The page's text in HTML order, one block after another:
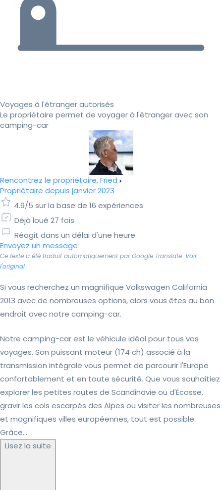
Voyages à l'étranger autorisés
Le propriétaire permet de voyager à l'étranger avec son
camping-car
Rencontrez le propriétaire, Fried
Propriétaire depuis janvier 2023
4.9/5 sur la base de 16 expériences
Déjà loué 27 fois
Réagit dans un délai d'une heure
Envoyez un message
Ce texte a été traduit automatiquement par Google Translate. Voir
l'original
Si vous recherchez un magnifique Volkswagen California
2013 avec de nombreuses options, alors vous êtes au bon
endroit avec notre camping-car.
Notre camping-car est le véhicule idéal pour tous vos
voyages. Son puissant moteur (174 ch) associé à la
transmission intégrale vous permet de parcourir l'Europe
confortablement et en toute sécurité. Que vous souhaitiez
explorer les petites routes de Scandinavie ou d'Écosse,
gravir les cols escarpés des Alpes ou visiter les nombreuses
et magnifiques villes européennes, tout est possible.
Grâce...
Lisez la suite